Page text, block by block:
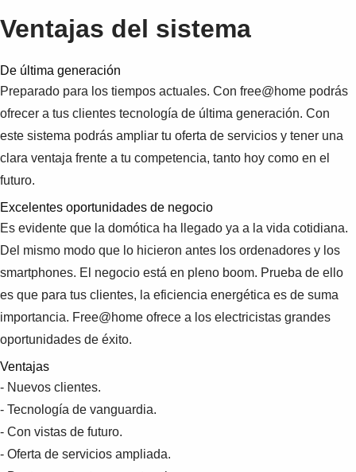
Suggestions
Products
See more products
Shopping list preview
0
Ventajas del sistema
De última generación
Preparado para los tiempos actuales. Con free@home podrás
ofrecer a tus clientes tecnología de última generación. Con
este sistema podrás ampliar tu oferta de servicios y tener una
clara ventaja frente a tu competencia, tanto hoy como en el
futuro.
Excelentes oportunidades de negocio
Es evidente que la domótica ha llegado ya a la vida cotidiana.
Del mismo modo que lo hicieron antes los ordenadores y los
smartphones. El negocio está en pleno boom. Prueba de ello
es que para tus clientes, la eficiencia energética es de suma
importancia. Free@home ofrece a los electricistas grandes
oportunidades de éxito.
Ventajas
- Nuevos clientes.
- Tecnología de vanguardia.
- Con vistas de futuro.
- Oferta de servicios ampliada.